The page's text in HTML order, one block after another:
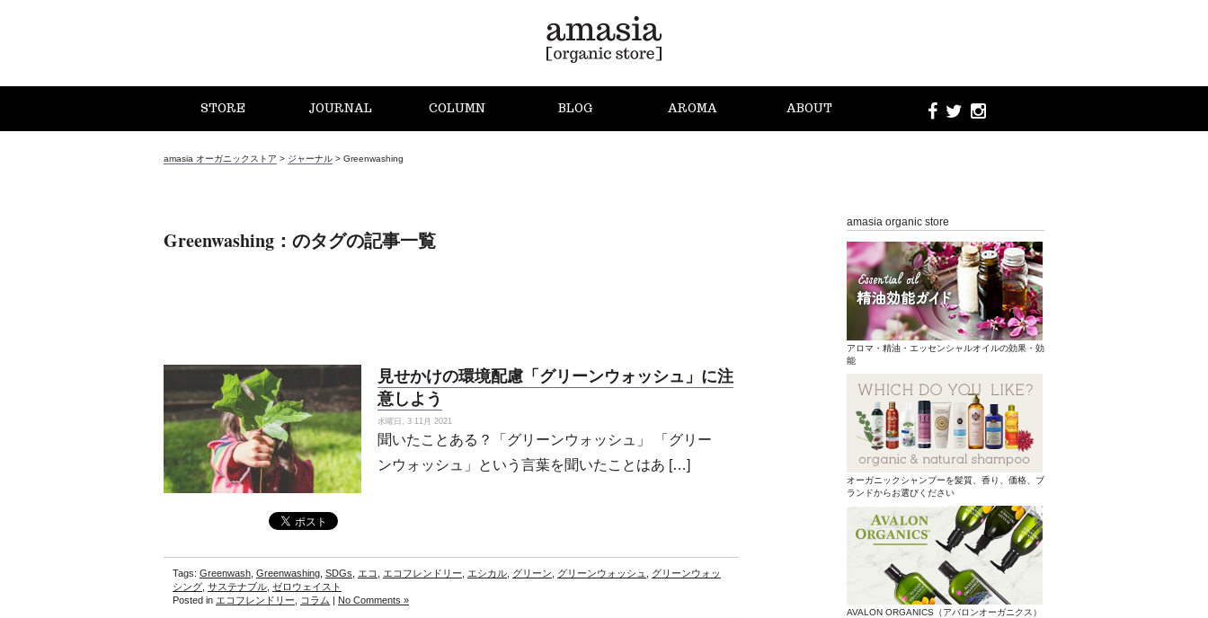
STORE JOURNAL COLUMN BLOG AROMA ABOUT
amasia オーガニックストア > ジャーナル > Greenwashing
Greenwashing：のタグの記事一覧
見せかけの環境配慮「グリーンウォッシュ」に注
意しよう
水曜日, 3 11月 2021
聞いたことある？「グリーンウォッシュ」 「グリー
ンウォッシュ」という言葉を聞いたことはあ […]
Tags: Greenwash Greenwashing SDGs エコ エコフレンドリー エシカル グリーン グリーンウォッシュ
グリーンウォッ
シング サステナブル ゼロウェイスト
Posted in エコフレンドリー コラム | No Comments »
amasia organic store
アロマ・精油・エッセンシャルオイルの効果・効
能
オーガニックシャンプーを髪質、香り、価格、ブ
ランドからお選びください
AVALON ORGANICS（アバロンオーガニクス）